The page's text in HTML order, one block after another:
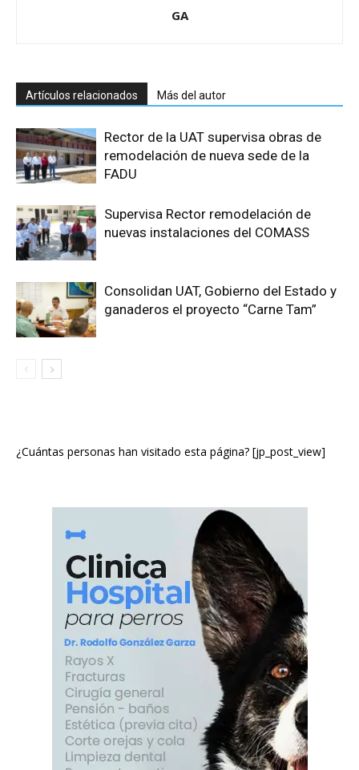
GA
Artículos relacionados Más del autor
Rector de la UAT supervisa obras de
remodelación de nueva sede de la
FADU
Supervisa Rector remodelación de
nuevas instalaciones del COMASS
Consolidan UAT, Gobierno del Estado y
ganaderos el proyecto “Carne Tam”
¿Cuántas personas han visitado esta página? [jp_post_view]